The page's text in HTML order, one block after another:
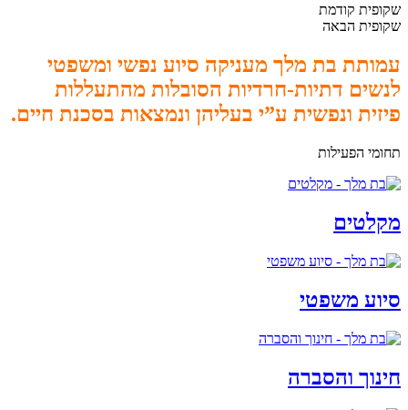
שקופית קודמת
שקופית הבאה
עמותת בת מלך מעניקה סיוע נפשי ומשפטי
לנשים דתיות-חרדיות הסובלות מהתעללות
פיזית ונפשית ע”י בעליהן ונמצאות בסכנת חיים.
תחומי הפעילות
מקלטים
סיוע משפטי
חינוך והסברה